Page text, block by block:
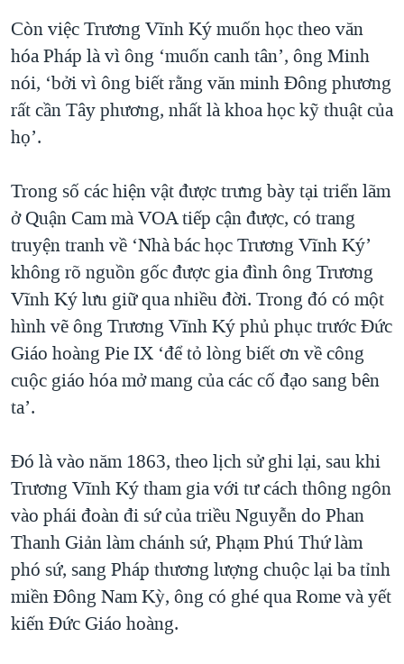
Còn việc Trương Vĩnh Ký muốn học theo văn
hóa Pháp là vì ông ‘muốn canh tân’, ông Minh
nói, ‘bởi vì ông biết rằng văn minh Đông phương
rất cần Tây phương, nhất là khoa học kỹ thuật của
họ’.
Trong số các hiện vật được trưng bày tại triển lãm
ở Quận Cam mà VOA tiếp cận được, có trang
truyện tranh về ‘Nhà bác học Trương Vĩnh Ký’
không rõ nguồn gốc được gia đình ông Trương
Vĩnh Ký lưu giữ qua nhiều đời. Trong đó có một
hình vẽ ông Trương Vĩnh Ký phủ phục trước Đức
Giáo hoàng Pie IX ‘để tỏ lòng biết ơn về công
cuộc giáo hóa mở mang của các cố đạo sang bên
ta’.
Đó là vào năm 1863, theo lịch sử ghi lại, sau khi
Trương Vĩnh Ký tham gia với tư cách thông ngôn
vào phái đoàn đi sứ của triều Nguyễn do Phan
Thanh Giản làm chánh sứ, Phạm Phú Thứ làm
phó sứ, sang Pháp thương lượng chuộc lại ba tỉnh
miền Đông Nam Kỳ, ông có ghé qua Rome và yết
kiến Đức Giáo hoàng.